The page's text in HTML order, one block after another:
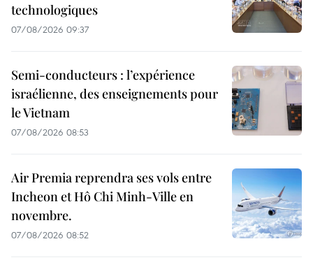
technologiques
07/08/2026 09:37
Semi-conducteurs : l’expérience
israélienne, des enseignements pour
le Vietnam
07/08/2026 08:53
Air Premia reprendra ses vols entre
Incheon et Hô Chi Minh-Ville en
novembre.
07/08/2026 08:52